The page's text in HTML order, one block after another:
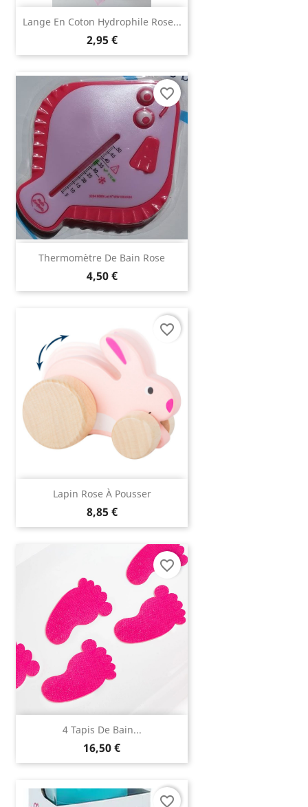
Lange En Coton Hydrophile Rose...
2,95 €
Thermomètre De Bain Rose
4,50 €
favorite_border
Lapin Rose À Pousser
8,85 €
favorite_border
4 Tapis De Bain...
16,50 €
favorite_border
favorite_border